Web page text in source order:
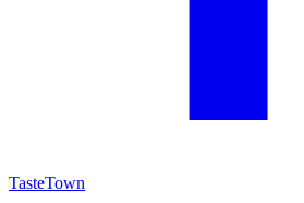
TasteTown